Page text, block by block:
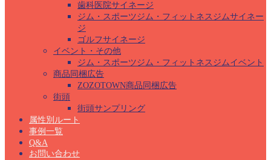
歯科医院サイネージ
ジム・スポーツジム・フィットネスジムサイネー
ジ
ゴルフサイネージ
イベント・その他
ジム・スポーツジム・フィットネスジムイベント
商品同梱広告
ZOZOTOWN商品同梱広告
街頭
街頭サンプリング
属性別ルート
事例一覧
Q&A
お問い合わせ